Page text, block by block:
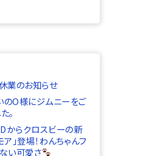
のお知らせ
のO様にジムニーをご
。
からクロスビーの新
ア」登場！わんちゃんフ
い可愛さ